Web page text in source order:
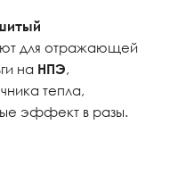
для отражающей
на НПЭ,
тепла,
эффект в разы.